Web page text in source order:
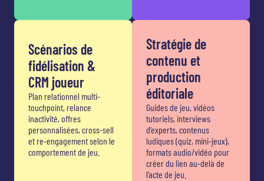
Scénarios de
fidélisation &
CRM joueur
Plan relationnel multi-
touchpoint, relance
inactivité, offres
personnalisées, cross-sell
et re-engagement selon le
comportement de jeu.
Stratégie de
contenu et
production
éditoriale
Guides de jeu, vidéos
tutoriels, interviews
d’experts, contenus
ludiques (quiz, mini-jeux),
formats audio/vidéo pour
créer du lien au-delà de
l’acte de jeu.